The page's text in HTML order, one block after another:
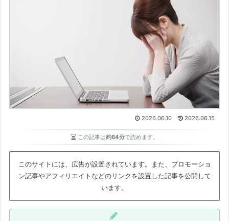
2026.06.10 2026.06.15
この記事は約64分で読めます。
このサイトには、広告が設置されています。また、プロモーショ
ン記事やアフィリエイトなどのリンクを設置した記事を公開して
います。